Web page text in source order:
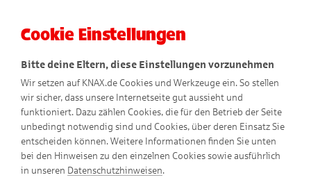
Cookie Einstellungen
Bitte deine Eltern, diese Einstellungen vorzunehmen
Wir setzen auf KNAX.de Cookies und Werkzeuge ein. So stellen
wir sicher, dass unsere Internetseite gut aussieht und
funktioniert. Dazu zählen Cookies, die für den Betrieb der Seite
unbedingt notwendig sind und Cookies, über deren Einsatz Sie
entscheiden können. Weitere Informationen finden Sie unten
bei den Hinweisen zu den einzelnen Cookies sowie ausführlich
in unseren Datenschutzhinweisen.